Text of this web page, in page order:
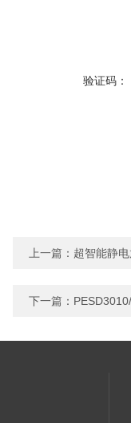
验证码：
上一篇： 超智能静
下一篇：